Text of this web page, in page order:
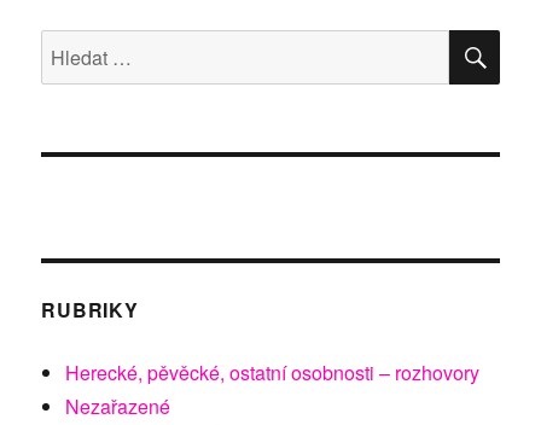
Blood
Hledat:
RUBRIKY
Herecké, pěvěcké, ostatní osobnosti – rozhovory
Nezařazené